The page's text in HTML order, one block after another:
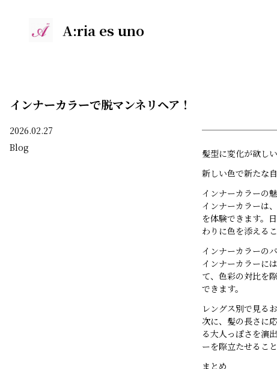
A:ria es uno
インナーカラーで脱マンネリヘア！
2026.02.27
Blog
髪型に変化が欲し
新しい色で新たな
インナーカラーの
インナーカラーは
を体験できます。
わりに色を添える
インナーカラーの
インナーカラーに
て、色彩の対比を
できます。
レングス別で見る
次に、髪の長さに
る大人っぽさを演
ーを際立たせるこ
まとめ